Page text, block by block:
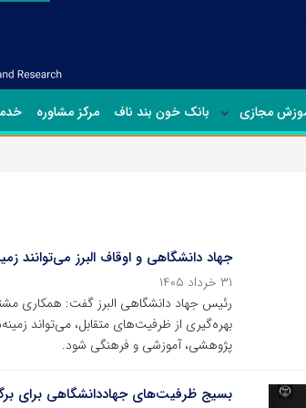
مجازی بانک خون بند ناف مرکز مشاوره
جهاد دانشگاهی و اوقاف البرز می‌توانند
۳۱ خرداد ۱۴۰۵
رئیس جهاد دانشگاهی البرز گفت: همکاری
بهره‌گیری از ظرفیت‌های متقابل، می‌تواند
پژوهشی، آموزشی و فرهنگی شود.
بسیج ظرفیت‌های جهاددانشگاهی برای